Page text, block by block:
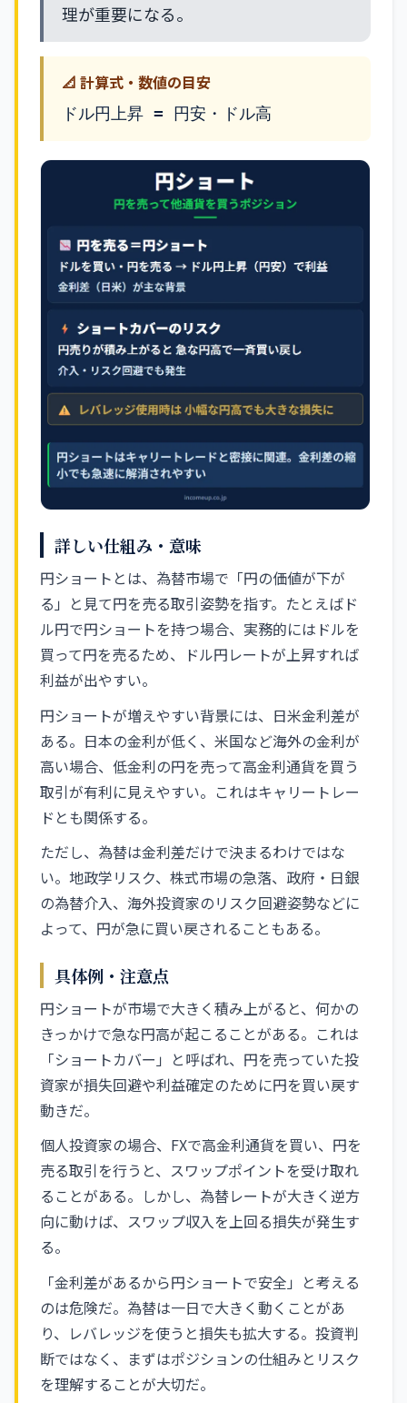
理が重要になる。
📐 計算式・数値の目安
ドル円上昇 = 円安・ドル高
詳しい仕組み・意味
円ショートとは、為替市場で「円の価値が下が
る」と見て円を売る取引姿勢を指す。たとえばド
ル円で円ショートを持つ場合、実務的にはドルを
買って円を売るため、ドル円レートが上昇すれば
利益が出やすい。
円ショートが増えやすい背景には、日米金利差が
ある。日本の金利が低く、米国など海外の金利が
高い場合、低金利の円を売って高金利通貨を買う
取引が有利に見えやすい。これはキャリートレー
ドとも関係する。
ただし、為替は金利差だけで決まるわけではな
い。地政学リスク、株式市場の急落、政府・日銀
の為替介入、海外投資家のリスク回避姿勢などに
よって、円が急に買い戻されることもある。
具体例・注意点
円ショートが市場で大きく積み上がると、何かの
きっかけで急な円高が起こることがある。これは
「ショートカバー」と呼ばれ、円を売っていた投
資家が損失回避や利益確定のために円を買い戻す
動きだ。
個人投資家の場合、FXで高金利通貨を買い、円を
売る取引を行うと、スワップポイントを受け取れ
ることがある。しかし、為替レートが大きく逆方
向に動けば、スワップ収入を上回る損失が発生す
る。
「金利差があるから円ショートで安全」と考える
のは危険だ。為替は一日で大きく動くことがあ
り、レバレッジを使うと損失も拡大する。投資判
断ではなく、まずはポジションの仕組みとリスク
を理解することが大切だ。